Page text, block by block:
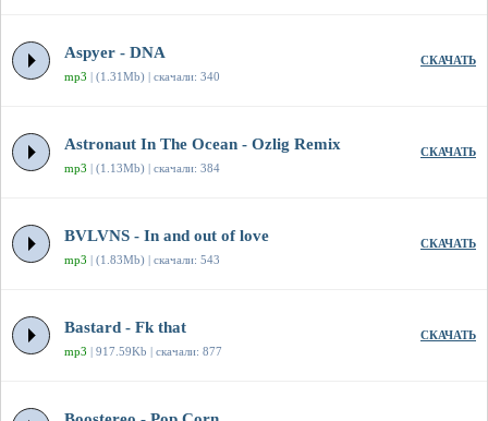
Aspyer - DNA
mp3 | (1.31Mb) | скачали: 340
СКАЧАТЬ
Astronaut In The Ocean - Ozlig Remix
mp3 | (1.13Mb) | скачали: 384
СКАЧАТЬ
BVLVNS - In and out of love
mp3 | (1.83Mb) | скачали: 543
СКАЧАТЬ
Bastard - Fk that
mp3 | 917.59Kb | скачали: 877
СКАЧАТЬ